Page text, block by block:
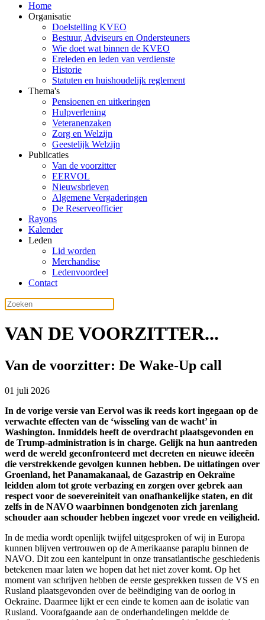
Home
Organisatie
Doelstelling KVEO
Bestuur, Adviseurs en Ondersteuners
Wie doet wat binnen de KVEO
Ereleden en leden van verdienste
Historie
Statuten en huishoudelijk reglement
Thema's
Pensioenen en uitkeringen
Hulpverlening
Veteranenzaken
Zorg en Welzijn
Geestelijk Welzijn
Publicaties
Van de voorzitter
EERVOL
Nieuwsbrieven
Algemene Vergaderingen
De Reserveofficier
Rayons
Kalender
Leden
Lid worden
Merchandise
Ledenvoordeel
Contact
VAN DE VOORZITTER...
Van de voorzitter: De Wake-Up call
01 juli 2026
In de vorige versie van Eervol was ik reeds kort ingegaan op de
verwachte effecten van de ‘wisseling van de wacht’ in
Washington. Inmiddels heeft de overdracht plaatsgevonden en
de Trump-administration is in charge. Gelijk na hun aantreden
werd de wereld geconfronteerd met decreten en nieuwe ideeën
die verstrekkende gevolgen kunnen hebben. De uitlatingen over
Groenland, het Panamakanaal, de Gazastrip en Oekraïne
leidden alom tot grote verbazing en zorgen over gebrek aan
respect voor de soevereiniteit van onafhankelijke staten, en dit
zelfs in de NAVO waarbinnen bondgenoten zich jarenlang
schouder aan schouder hebben ingezet voor vrede en veiligheid.
In de media wordt openlijk twijfel uitgesproken of wij in Europa
kunnen blijven vertrouwen op de Amerikaanse paraplu binnen de
NAVO. Dit zou een kantelpunt in onze transatlantische geschiedenis
betekenen maar laten we hopen dat het niet zover komt. Op het
moment van schrijven hebben de eerste gesprekken tussen de VS en
Rusland plaatsgevonden over de beëindiging van de oorlog in
Oekraïne. Daarmee lijkt er een einde te komen aan de isolatie van
Rusland. Voorafgaande aan de onderhandelingen meldde de